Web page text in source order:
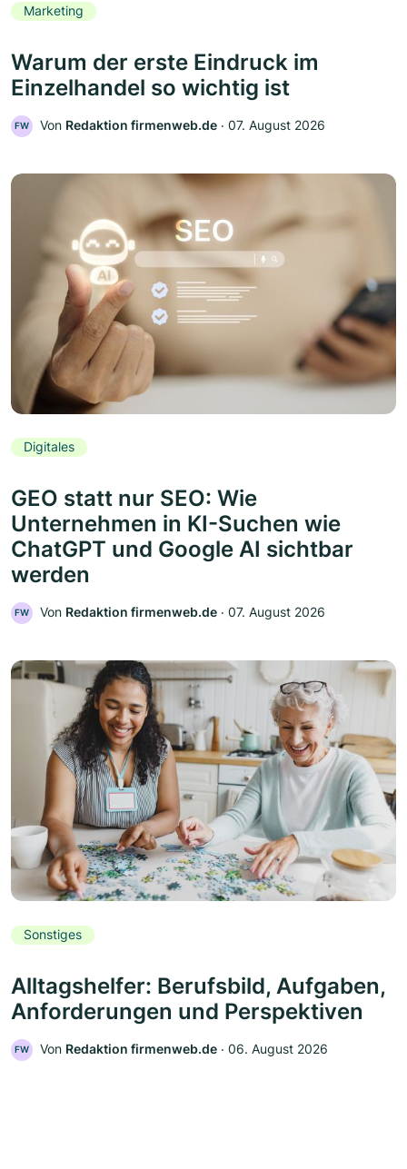
Marketing
Warum der erste Eindruck im
Einzelhandel so wichtig ist
FW Von Redaktion firmenweb.de ‧ 07. August 2026
Digitales
GEO statt nur SEO: Wie
Unternehmen in KI-Suchen wie
ChatGPT und Google AI sichtbar
werden
FW Von Redaktion firmenweb.de ‧ 07. August 2026
Sonstiges
Alltagshelfer: Berufsbild, Aufgaben,
Anforderungen und Perspektiven
FW Von Redaktion firmenweb.de ‧ 06. August 2026